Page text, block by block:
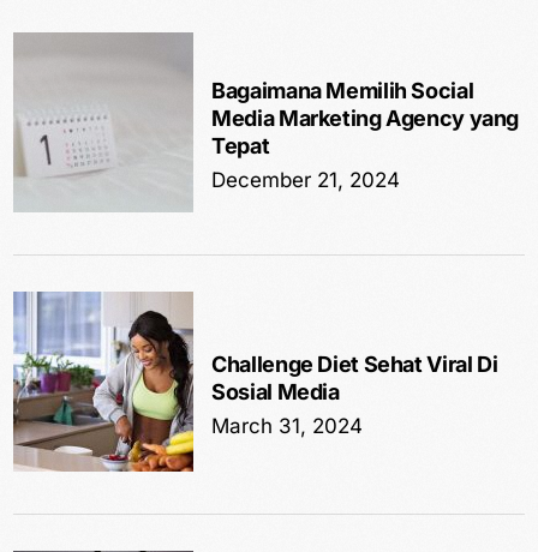
Bagaimana Memilih Social
Media Marketing Agency yang
Tepat
December 21, 2024
Challenge Diet Sehat Viral Di
Sosial Media
March 31, 2024